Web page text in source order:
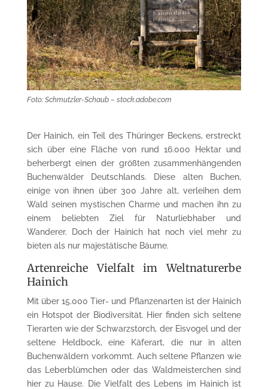
Foto: Schmutzler-Schaub – stock.adobe.com
Der Hainich, ein Teil des Thüringer Beckens, erstreckt
sich über eine Fläche von rund 16.000 Hektar und
beherbergt einen der größten zusammenhängenden
Buchenwälder Deutschlands. Diese alten Buchen,
einige von ihnen über 300 Jahre alt, verleihen dem
Wald seinen mystischen Charme und machen ihn zu
einem beliebten Ziel für Naturliebhaber und
Wanderer. Doch der Hainich hat noch viel mehr zu
bieten als nur majestätische Bäume.
Artenreiche Vielfalt im Weltnaturerbe
Hainich
Mit über 15.000 Tier- und Pflanzenarten ist der Hainich
ein Hotspot der Biodiversität. Hier finden sich seltene
Tierarten wie der Schwarzstorch, der Eisvogel und der
seltene Heldbock, eine Käferart, die nur in alten
Buchenwäldern vorkommt. Auch seltene Pflanzen wie
das Leberblümchen oder das Waldmeisterchen sind
hier zu Hause. Die Vielfalt des Lebens im Hainich ist